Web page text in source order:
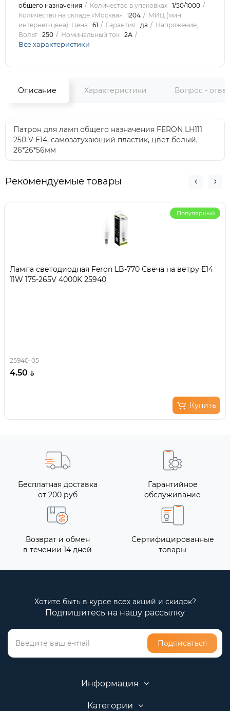
общего назначения Количество в упаковках 1/50/1000
Количество на складе «Москва»
1204
МИЦ (мин.
интернет-цена): Цена
61 Гарантия да
Напряжение,
Вольт 250 Номинальный ток 2А
Все характеристики
Описание Характеристики Вопрос -
Патрон для ламп общего назначения FERON LH111
250 V E14, самозатухающий пластик, цвет белый,
26*26*56мм
Рекомендуемые товары
Популярный
Лампа светодиодная Feron LB-770 Свеча на ветру E14
11W 175-265V 4000K 25940
25940-05
4.50
Купить
Бесплатная доставка
от 200 руб
Гарантийное
обслуживание
Возврат и обмен
в течении 14 дней
Сертифицированные
товары
Хотите быть в курсе всех акций и скидок?
Подпишитесь на нашу рассылку
Подписаться
Информация
Категории